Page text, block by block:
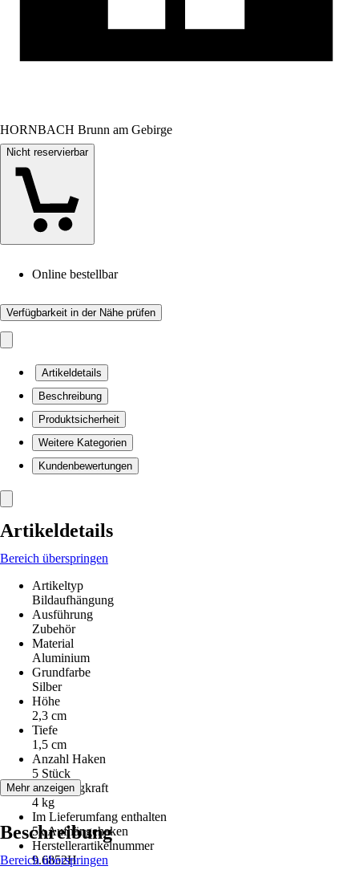
HORNBACH Brunn am Gebirge
Nicht reservierbar
Online bestellbar
Verfügbarkeit in der Nähe prüfen
Artikeldetails
Beschreibung
Produktsicherheit
Weitere Kategorien
Kundenbewertungen
Artikeldetails
Bereich überspringen
Artikeltyp
Bildaufhängung
Ausführung
Zubehör
Material
Aluminium
Grundfarbe
Silber
Höhe
2,3 cm
Tiefe
1,5 cm
Anzahl Haken
5 Stück
Max. Tragkraft
4 kg
Im Lieferumfang enthalten
5x Aufhängehaken
Herstellerartikelnummer
9.6852H
Mehr anzeigen
Beschreibung
Bereich überspringen